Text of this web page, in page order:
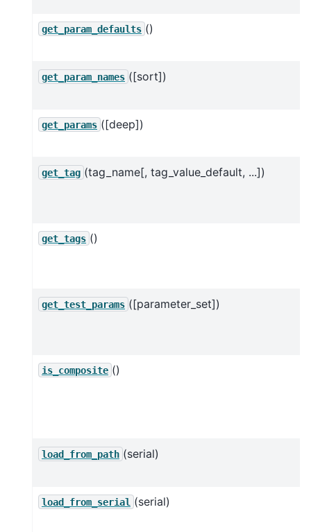
get_param_defaults ()
get_param_names ([sort])
get_params ([deep])
get_tag (tag_name[, tag_value_default, ...])
get_tags ()
get_test_params ([parameter_set])
is_composite ()
load_from_path (serial)
load_from_serial (serial)